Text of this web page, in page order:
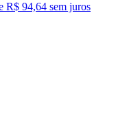
R$ 94,64 sem juros